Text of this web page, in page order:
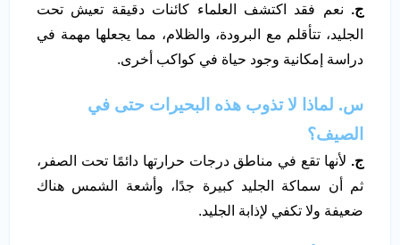
ج. نعم فقد اكتشف العلماء كائنات دقيقة تعيش تحت
الجليد، تتأقلم مع البرودة، والظلام، مما يجعلها مهمة في
دراسة إمكانية وجود حياة في كواكب أخرى.
س. لماذا لا تذوب هذه البحيرات حتى في
الصيف؟
ج. لأنها تقع في مناطق درجات حرارتها دائمًا تحت الصفر،
ثم أن سماكة الجليد كبيرة جدًا، وأشعة الشمس هناك
ضعيفة ولا تكفي لإذابة الجليد.